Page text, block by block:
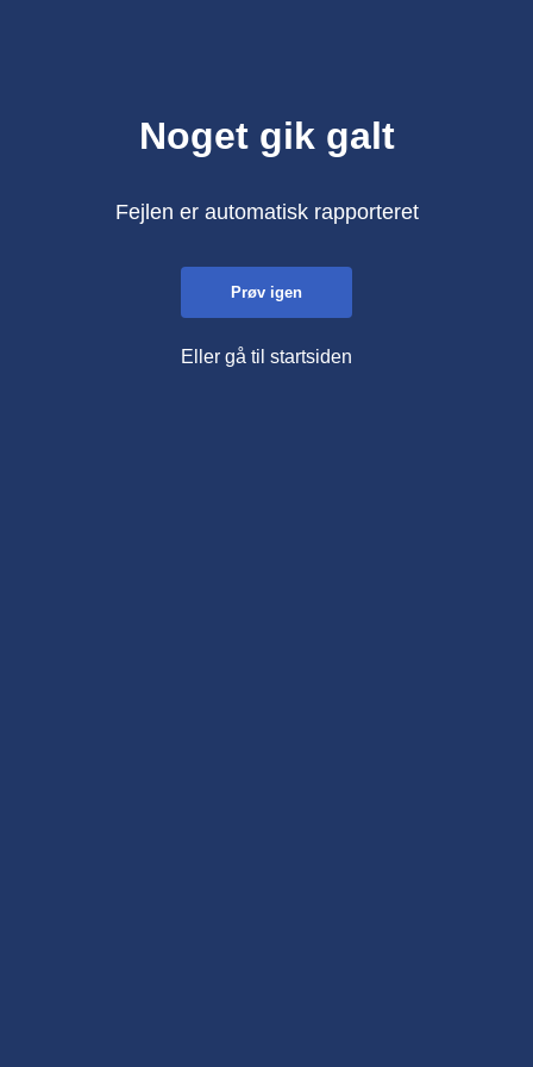
Noget gik galt
Fejlen er automatisk rapporteret
Prøv igen
Eller gå til startsiden